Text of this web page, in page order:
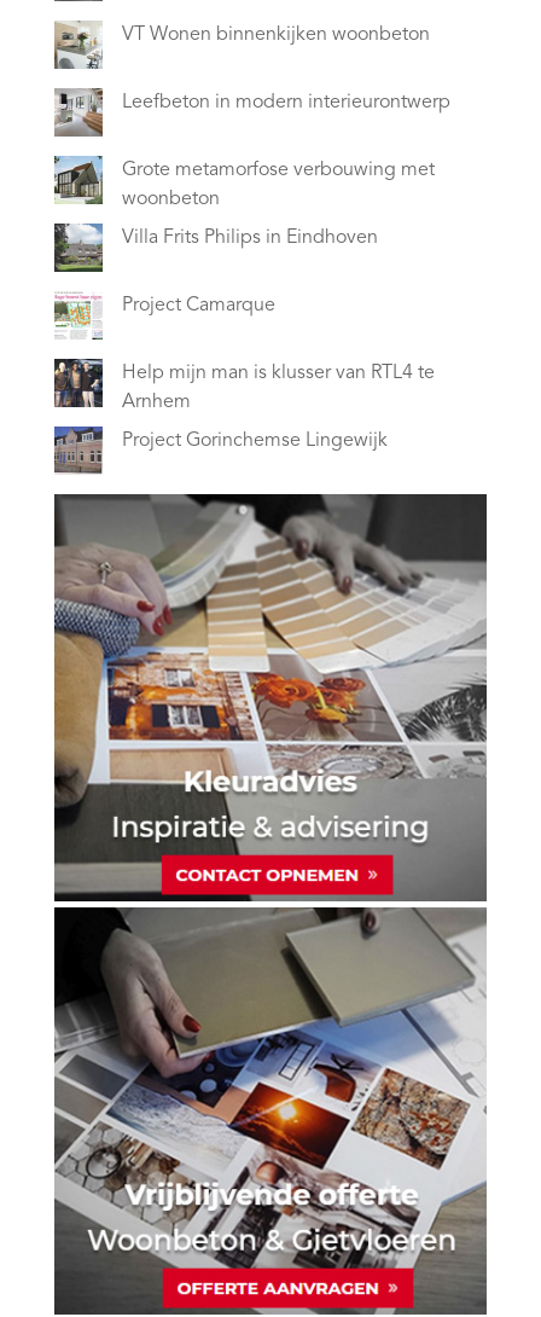
VT Wonen binnenkijken woonbeton
Leefbeton in modern interieurontwerp
Grote metamorfose verbouwing met
woonbeton
Villa Frits Philips in Eindhoven
Project Camarque
Help mijn man is klusser van RTL4 te
Arnhem
Project Gorinchemse Lingewijk